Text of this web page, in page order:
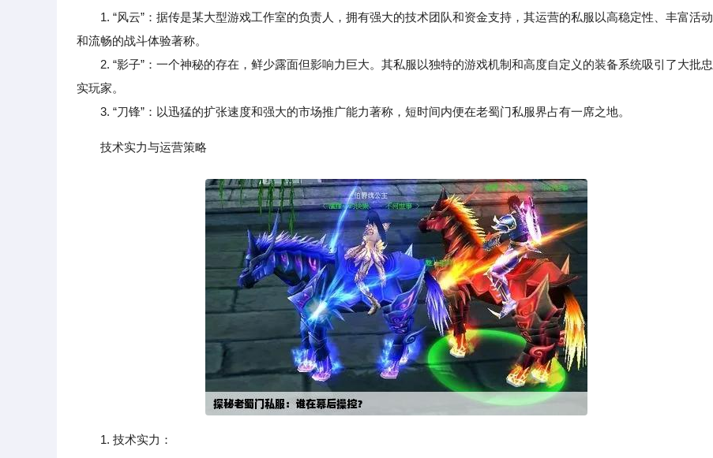
1. “风云”：据传是某大型游戏工作室的负责人，拥有强大的技术团队和资金支持，其运营的私服以高稳定性、丰富活动
和流畅的战斗体验著称。
2. “影子”：一个神秘的存在，鲜少露面但影响力巨大。其私服以独特的游戏机制和高度自定义的装备系统吸引了大批忠
实玩家。
3. “刀锋”：以迅猛的扩张速度和强大的市场推广能力著称，短时间内便在老蜀门私服界占有一席之地。
技术实力与运营策略
1. 技术实力：